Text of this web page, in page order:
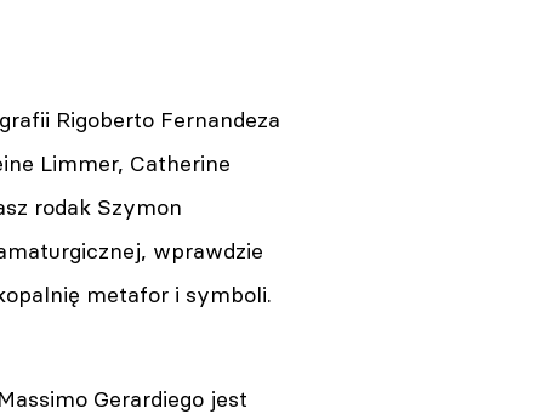
Rigoberto Fernandeza
Limmer, Catherine
rodak Szymon
wprawdzie
metafor i symboli.
Gerardiego jest